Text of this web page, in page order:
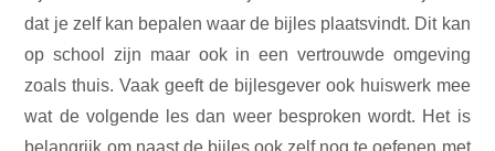
dat je zelf kan bepalen waar de bijles plaatsvindt. Dit kan
op school zijn maar ook in een vertrouwde omgeving
zoals thuis. Vaak geeft de bijlesgever ook huiswerk mee
wat de volgende les dan weer besproken wordt. Het is